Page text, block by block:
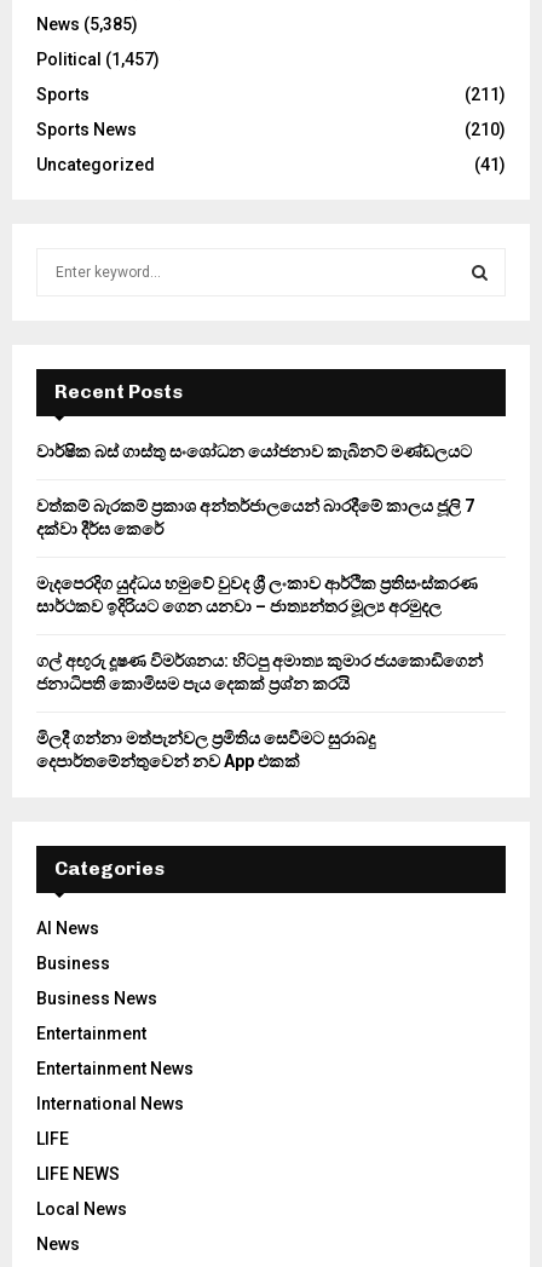
News (5,385)
Political (1,457)
Sports
(211)
Sports News
(210)
Uncategorized
(41)
f
r
E
A
Recent Posts
වාර්ෂික බස් ගාස්තු සංශෝධන යෝජනාව කැබිනට් මණ්ඩලයට
වත්කම් බැරකම් ප්‍රකාශ අන්තර්ජාලයෙන් බාරදීමේ කාලය ජූලි 7
දක්වා දීර්ඝ කෙරේ
මැදපෙරදිග යුද්ධය හමුවේ වුවද ශ්‍රී ලංකාව ආර්ථික ප්‍රතිසංස්කරණ
සාර්ථකව ඉදිරියට ගෙන යනවා – ජාත්‍යන්තර මූල්‍ය අරමුදල
ගල් අඟුරු දූෂණ විමර්ශනය: හිටපු අමාත්‍ය කුමාර ජයකොඩිගෙන්
ජනාධිපති කොමිසම පැය දෙකක් ප්‍රශ්න කරයි
මිලදී ගන්නා මත්පැන්වල ප්‍රමිතිය සෙවීමට සුරාබදු
දෙපාර්තමේන්තුවෙන් නව App එකක්
Categories
AI News
Business
Business News
Entertainment
Entertainment News
International News
LIFE
LIFE NEWS
Local News
News